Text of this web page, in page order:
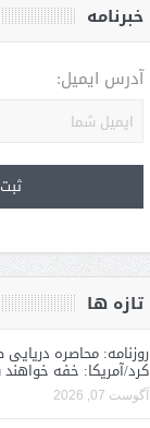
خبرنامه
آدرس ایمیل:
تازه ها
روزنامه: محاصره
کرد/آمریکا: خفه
آگوست 07, 2026